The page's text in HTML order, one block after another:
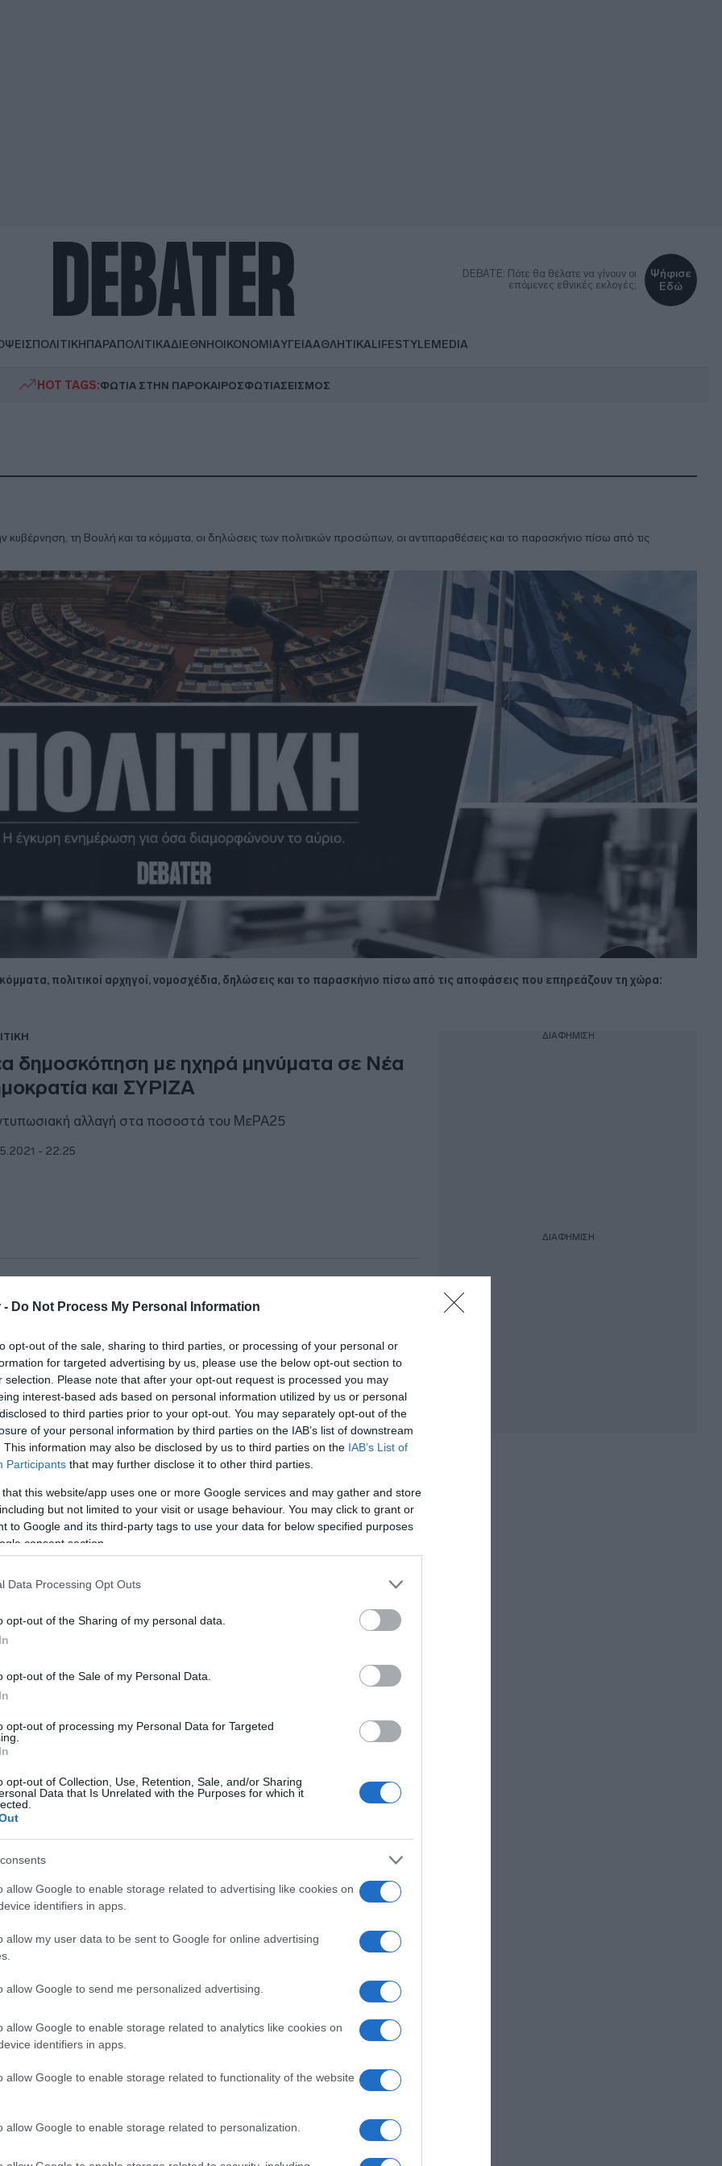
- Do Not Process My Personal Information
opt-out of the sale, sharing to third parties, or processing of your personal or
for targeted advertising by us, please use the below opt-out section to
selection. Please note that after your opt-out request is processed you may
interest-based ads based on personal information utilized by us or personal
to third parties prior to your opt-out. You may separately opt-out of the
of your personal information by third parties on the IAB’s list of downstream
This information may also be disclosed by us to third parties on the IAB’s List of
Participants that may further disclose it to other third parties.
that this website/app uses one or more Google services and may gather and store
but not limited to your visit or usage behaviour. You may click to grant or
to Google and its third-party tags to use your data for below specified purposes
consent section.
Data Processing Opt Outs
opt-out of the Sharing of my personal data.
opt-out of the Sale of my Personal Data.
opt-out of processing my Personal Data for Targeted
opt-out of Collection, Use, Retention, Sale, and/or Sharing
Data that Is Unrelated with the Purposes for which it
allow Google to enable storage related to advertising like cookies on
identifiers in apps.
allow my user data to be sent to Google for online advertising
allow Google to send me personalized advertising.
allow Google to enable storage related to analytics like cookies on
identifiers in apps.
allow Google to enable storage related to functionality of the website
allow Google to enable storage related to personalization.
DEBATE: Πότε θα θέλατε να γίνουν οι
επόμενες εθνικές εκλογές;
Ψήφισε
Εδώ
ΠΟΛΙΤΙΚΗΠΑΡΑΠΟΛΙΤΙΚΑΔΙΕΘΝΗΟΙΚΟΝΟΜΙΑΥΓΕΙΑΑΘΛΗΤΙΚΑLIFESTYLEMEDIA
HOT TAGS:ΦΩΤΙΑ ΣΤΗΝ ΠΑΡΟΚΑΙΡΟΣΦΩΤΙΑΣΕΙΣΜΟΣ
κυβέρνηση, τη Βουλή και τα κόμματα, οι δηλώσεις των πολιτικών προσώπων, οι αντιπαραθέσεις και το παρασκήνιο πίσω από τις
πολιτικοί αρχηγοί, νομοσχέδια, δηλώσεις και το παρασκήνιο πίσω από τις αποφάσεις που επηρεάζουν τη χώρα:
δημοσκόπηση με ηχηρά μηνύματα σε Νέα
και ΣΥΡΙΖΑ
αλλαγή στα ποσοστά του ΜεΡΑ25
- 22:25
Facebook η απάντηση Μητσοτάκη για τη
απείχε τελικά από την ψηφοφορία
- 20:16
κατηγόρησε τον Μητσοτάκη για
κοινοβουλευτικό πραξικόπημα” (vid)
αποχή από τις ονομαστικές ψηφοφορίες
- 19:21
το νομοσχέδιο για την ψήφο των
ψήφισαν υπέρ και ποιοι κατά
- 18:38
Μητσοτάκη – Τσαβούσογλου τη
- 16:39
ΔΙΑΦΗΜΙΣΗ
ΔΙΑΦΗΜΙΣΗ